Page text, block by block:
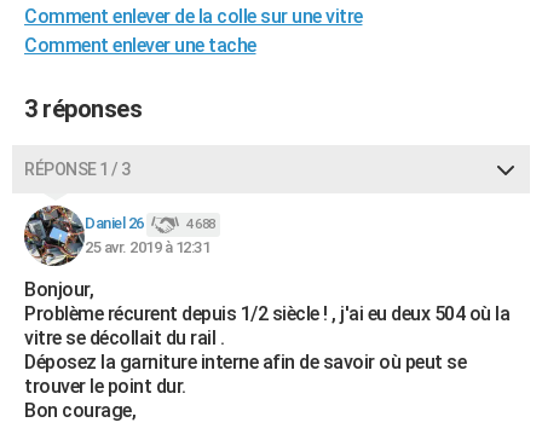
CARTE DE VOEUX
Carte de Noël
Carte Bonne année
Carte Saint-Valentin
Carte Pâques
Carte d'anniversaire
DICTIONNAIRE
Dictionnaire
Biographies
Citations
Expressions
Proverbes
PROGRAMME TV
COPAINS D'AVANT
S'inscrire
Se connecter
Lycées
Collèges
Primaires
Universités
Entreprises
Service militaire
Avis de recherche
AVIS DE DÉCÈS
FORUM
Bricolage
Lifestyle
Culture
Sport
Auto
Television
Voyage
Cinema
Comment enlever de la colle sur une vitre
Comment enlever une tache
3 réponses
RÉPONSE 1 / 3
Daniel 26 4 688
25 avr. 2019 à 12:31
Bonjour,
Problème récurent depuis 1/2 siècle ! , j'ai eu deux 504 où la
vitre se décollait du rail .
Déposez la garniture interne afin de savoir où peut se
trouver le point dur.
Bon courage,